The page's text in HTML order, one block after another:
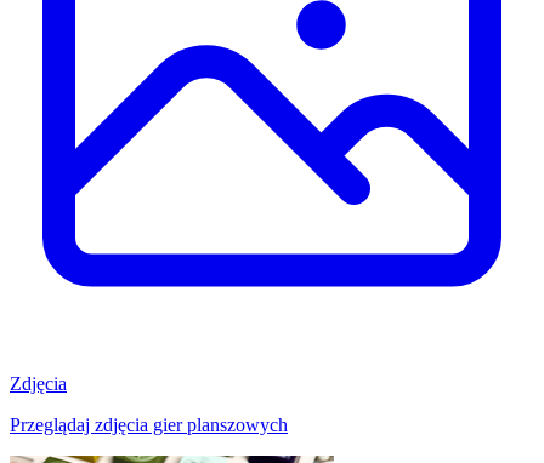
Zdjęcia
Przeglądaj zdjęcia gier planszowych